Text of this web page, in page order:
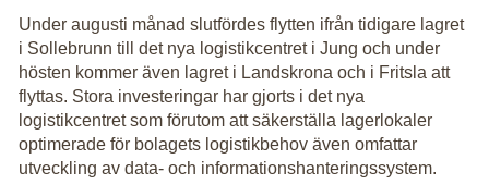
Under augusti månad slutfördes flytten ifrån tidigare lagret
i Sollebrunn till det nya logistikcentret i Jung och under
hösten kommer även lagret i Landskrona och i Fritsla att
flyttas. Stora investeringar har gjorts i det nya
logistikcentret som förutom att säkerställa lagerlokaler
optimerade för bolagets logistikbehov även omfattar
utveckling av data- och informationshanteringssystem.